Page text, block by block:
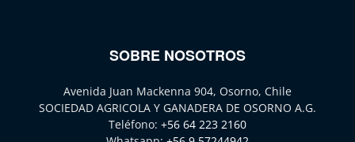
SOBRE NOSOTROS
Avenida Juan Mackenna 904, Osorno, Chile
SOCIEDAD AGRICOLA Y GANADERA DE OSORNO A.G.
Teléfono: +56 64 223 2160